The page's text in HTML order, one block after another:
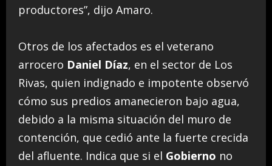
productores”, dijo Amaro.
Otros de los afectados es el veterano
arrocero Daniel Díaz, en el sector de Los
Rivas, quien indignado e impotente observó
cómo sus predios amanecieron bajo agua,
debido a la misma situación del muro de
contención, que cedió ante la fuerte crecida
del afluente. Indica que si el Gobierno no